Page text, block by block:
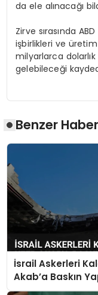
da ele alınacağı
Zirve sırasında
işbirlikleri ve üretim
milyarlarca
gelebileceği
Benzer
İsrail Askerleri
Akab’a Baskın